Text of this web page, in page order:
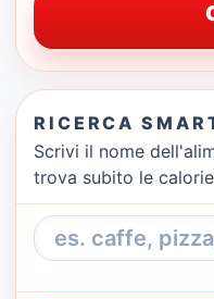
RICERCA
Scrivi il nome
trova subito le